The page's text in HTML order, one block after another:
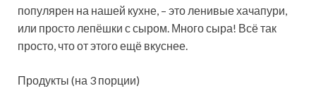
популярен на нашей кухне, – это ленивые хачапури,
или просто лепёшки с сыром. Много сыра! Всё так
просто, что от этого ещё вкуснее.
Продукты (на 3 порции)